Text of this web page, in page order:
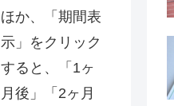
ほか、「期間表
示」をクリック
すると、「1ヶ
月後」「2ヶ月